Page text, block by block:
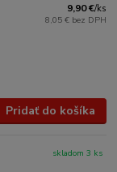
9,90 €/ks
8,05 € bez DPH
Pridať do košíka
skladom 3 ks